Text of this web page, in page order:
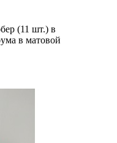
(11 шт.) в
в матовой